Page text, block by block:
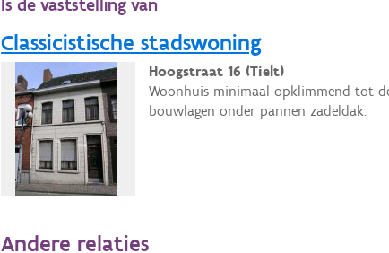
Is de vaststelling van
Classicistische stadswoning
Hoogstraat 16 (Tielt)
Woonhuis minimaal opklimmend tot
bouwlagen onder pannen zadeldak.
Andere relaties